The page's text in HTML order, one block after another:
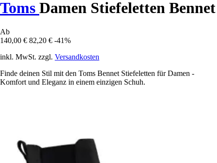
Toms Damen Stiefeletten Bennet
Ab
140,00 € 82,20 € -41%
inkl. MwSt. zzgl. Versandkosten
Finde deinen Stil mit den Toms Bennet Stiefeletten für Damen -
Komfort und Eleganz in einem einzigen Schuh.